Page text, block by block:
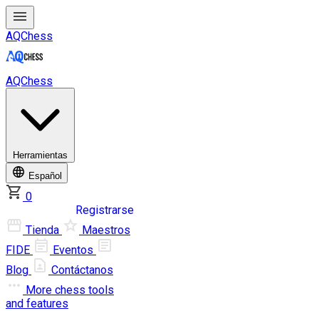
AQChess
AQChess
Herramientas
Español
0
Registrarse
Tienda
Maestros
FIDE
Eventos
Blog
Contáctanos
More chess tools
and features